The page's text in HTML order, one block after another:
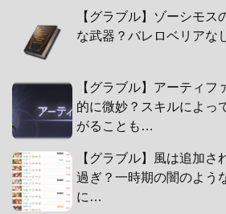
【グラブル】ゾーシモス
な武器？バレロベリアな
【グラブル】アーティフ
的に微妙？スキルによっ
がることも…
【グラブル】風は追加
過ぎ？一時期の闇のよう
に…